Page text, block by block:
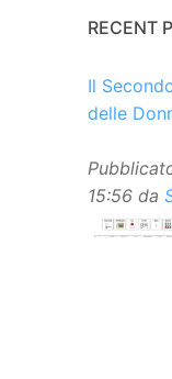
RECENT
Il
delle
15:56 da